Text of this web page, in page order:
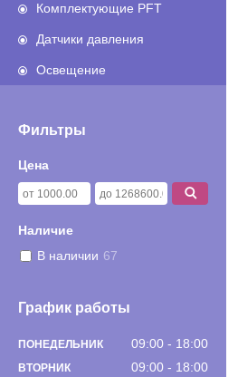
Комплектующие PFT
Датчики давления
Освещение
Фильтры
Цена
Наличие
В наличии 67
График работы
ПОНЕДЕЛЬНИК 09:00 18:00
ВТОРНИК 09:00 18:00